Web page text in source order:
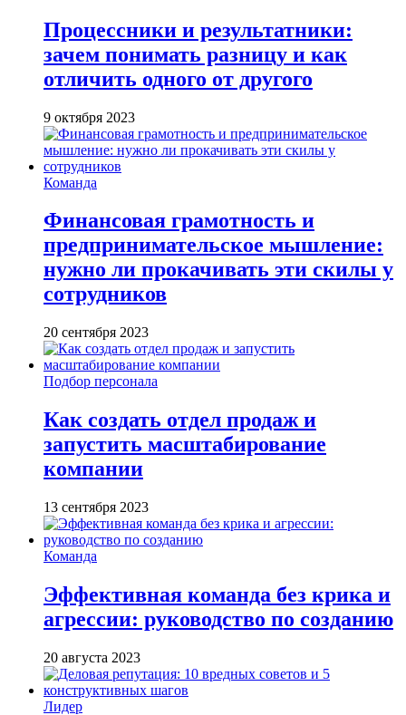
Процессники и результатники:
зачем понимать разницу и как
отличить одного от другого
9 октября 2023
Команда
Финансовая грамотность и
предпринимательское мышление:
нужно ли прокачивать эти скилы у
сотрудников
20 сентября 2023
Подбор персонала
Как создать отдел продаж и
запустить масштабирование
компании
13 сентября 2023
Команда
Эффективная команда без крика и
агрессии: руководство по созданию
20 августа 2023
Лидер